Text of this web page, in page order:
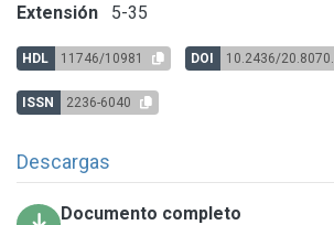
Extensión 5-35
HDL 11746/10981 DOI 10.2436/
ISSN 2236-6040
Descargas
Documento completo